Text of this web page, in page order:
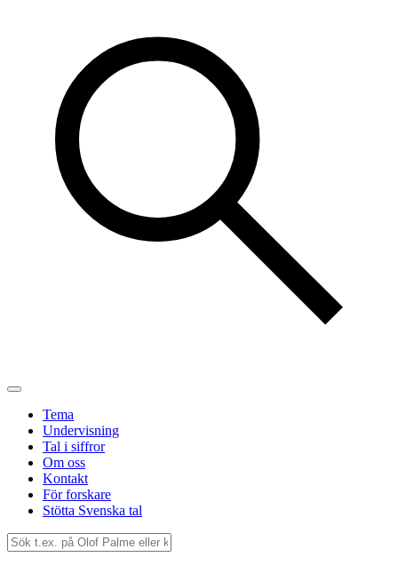
Tema
Undervisning
Tal i siffror
Om oss
Kontakt
För forskare
Stötta Svenska tal